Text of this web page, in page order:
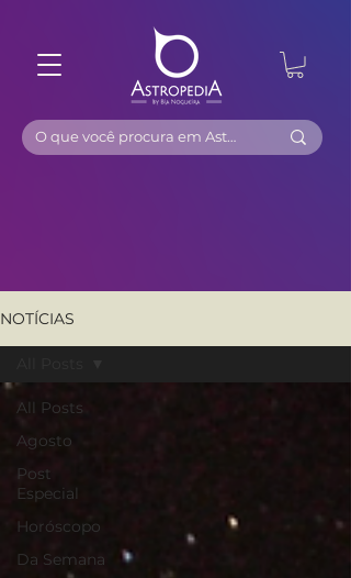
NOTÍCIAS
All Posts
Agosto
Post
Especial
Horóscopo
Da Semana